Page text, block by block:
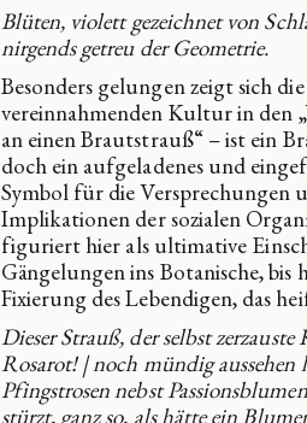
Blüten, violett gezeichnet von
nirgends getreu der Geometrie.
Besonders gelungen zeigt sich
vereinnahmenden Kultur in den
an einen Brautstrauß“ – ist ein
doch ein aufgeladenes und
Symbol für die Versprechungen
Implikationen der sozialen
figuriert hier als ultimative
Gängelungen ins Botanische, bis
Fixierung des Lebendigen, das
Dieser Strauß, der selbst
Rosarot! | noch mündig aussehen
Pfingstrosen nebst
stürzt, ganz so, als hätte ein